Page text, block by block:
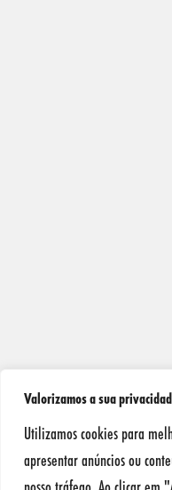
Valorizamos a sua
Utilizamos cookies para
apresentar anúncios ou